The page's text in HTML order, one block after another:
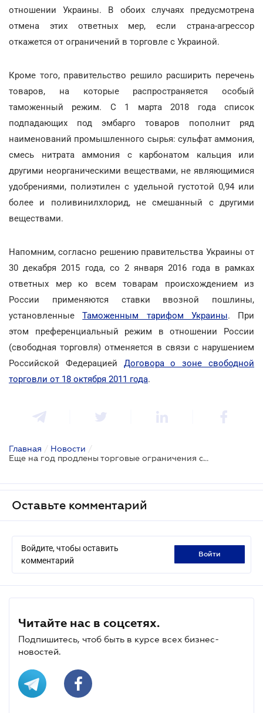
отношении Украины. В обоих случаях предусмотрена
отмена этих ответных мер, если страна-агрессор
откажется от ограничений в торговле с Украиной.
Кроме того, правительство решило расширить перечень
товаров, на которые распространяется особый
таможенный режим. С 1 марта 2018 года список
подпадающих под эмбарго товаров пополнит ряд
наименований промышленного сырья: сульфат аммония,
смесь нитрата аммония с карбонатом кальция или
другими неорганическими веществами, не являющимися
удобрениями, полиэтилен с удельной густотой 0,94 или
более и поливинилхлорид, не смешанный с другими
веществами.
Напомним, согласно решению правительства Украины от
30 декабря 2015 года, со 2 января 2016 года в рамках
ответных мер ко всем товарам происхождением из
России применяются ставки ввозной пошлины,
установленныеТаможенным тарифом Украины. При
этом преференциальный режим в отношении России
(свободная торговля) отменяется в связи с нарушением
Российской Федерацией Договора о зоне свободной
торговли от 18 октября 2011 года.
Главная / Новости /
Еще на год продлены торговые ограничения с Россией
Оставьте комментарий
Войдите, чтобы оставить
комментарий
войти
Читайте нас в соцсетях.
Подпишитесь, чтоб быть в курсе всех бизнес-
новостей.